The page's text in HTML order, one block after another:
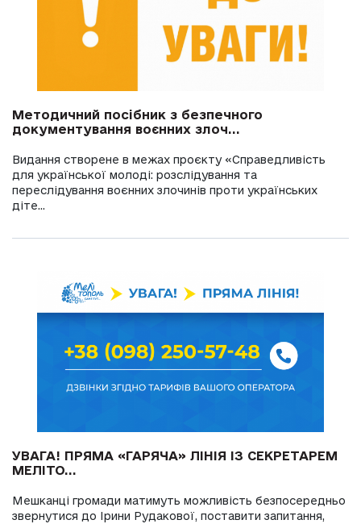
Методичний посібник з безпечного
документування воєнних злоч...
Видання створене в межах проєкту «Справедливість
для української молоді: розслідування та
переслідування воєнних злочинів проти українських
діте...
УВАГА! ПРЯМА «ГАРЯЧА» ЛІНІЯ ІЗ СЕКРЕТАРЕМ
МЕЛІТО...
Мешканці громади матимуть можливість безпосередньо
звернутися до Ірини Рудакової, поставити запитання,